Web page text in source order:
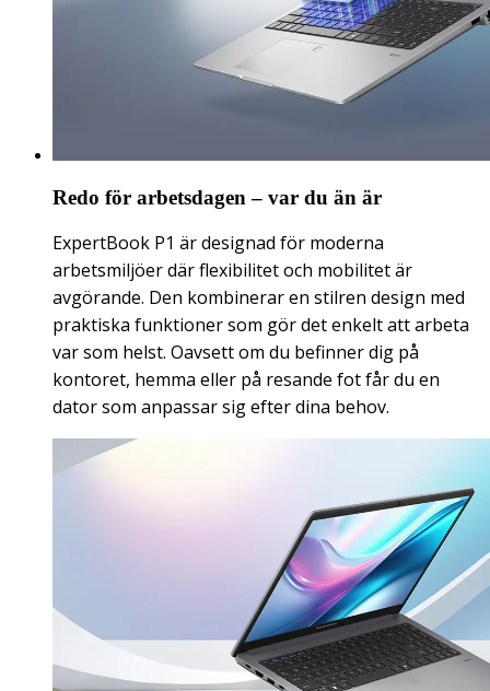
Redo för arbetsdagen – var du än är
ExpertBook P1 är designad för moderna
arbetsmiljöer där flexibilitet och mobilitet är
avgörande. Den kombinerar en stilren design med
praktiska funktioner som gör det enkelt att arbeta
var som helst. Oavsett om du befinner dig på
kontoret, hemma eller på resande fot får du en
dator som anpassar sig efter dina behov.